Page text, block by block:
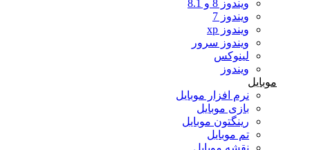
ویندوز 8 و 8.1
ویندوز 7
ویندوز xp
ویندوز سرور
لینوکس
ویندوز
نرم افزار موبایل
بازی موبایل
رینگتون موبایل
تم موبایل
نقشه موبایل